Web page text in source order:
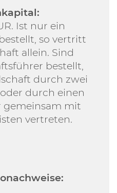
Ist nur ein
so vertritt
allein. Sind
bestellt,
durch zwei
durch einen
gemeinsam mit
vertreten.